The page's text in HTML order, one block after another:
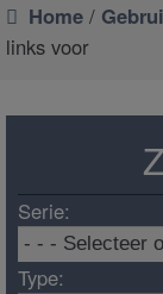
Home /
links voor
Serie:
Type: